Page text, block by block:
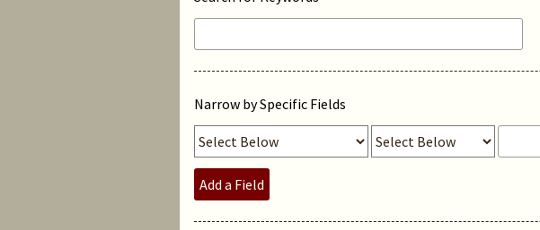
Narrow by Specific Fields
Add a Field